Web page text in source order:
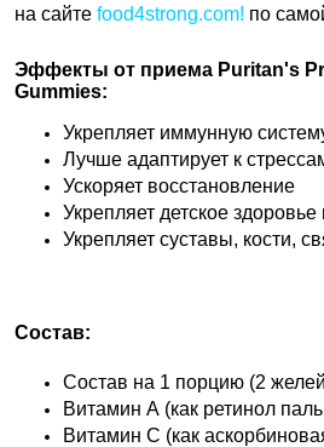
на сайте food4strong.com! по
Эффекты от приема Puritan's
Gummies:
Укрепляет иммунную
Лучше адаптирует к
Ускоряет восстановление
Укрепляет детское
Укрепляет суставы, кости,
Состав:
Состав на 1 порцию (2
Витамин А (как ретинол
Витамин С (как